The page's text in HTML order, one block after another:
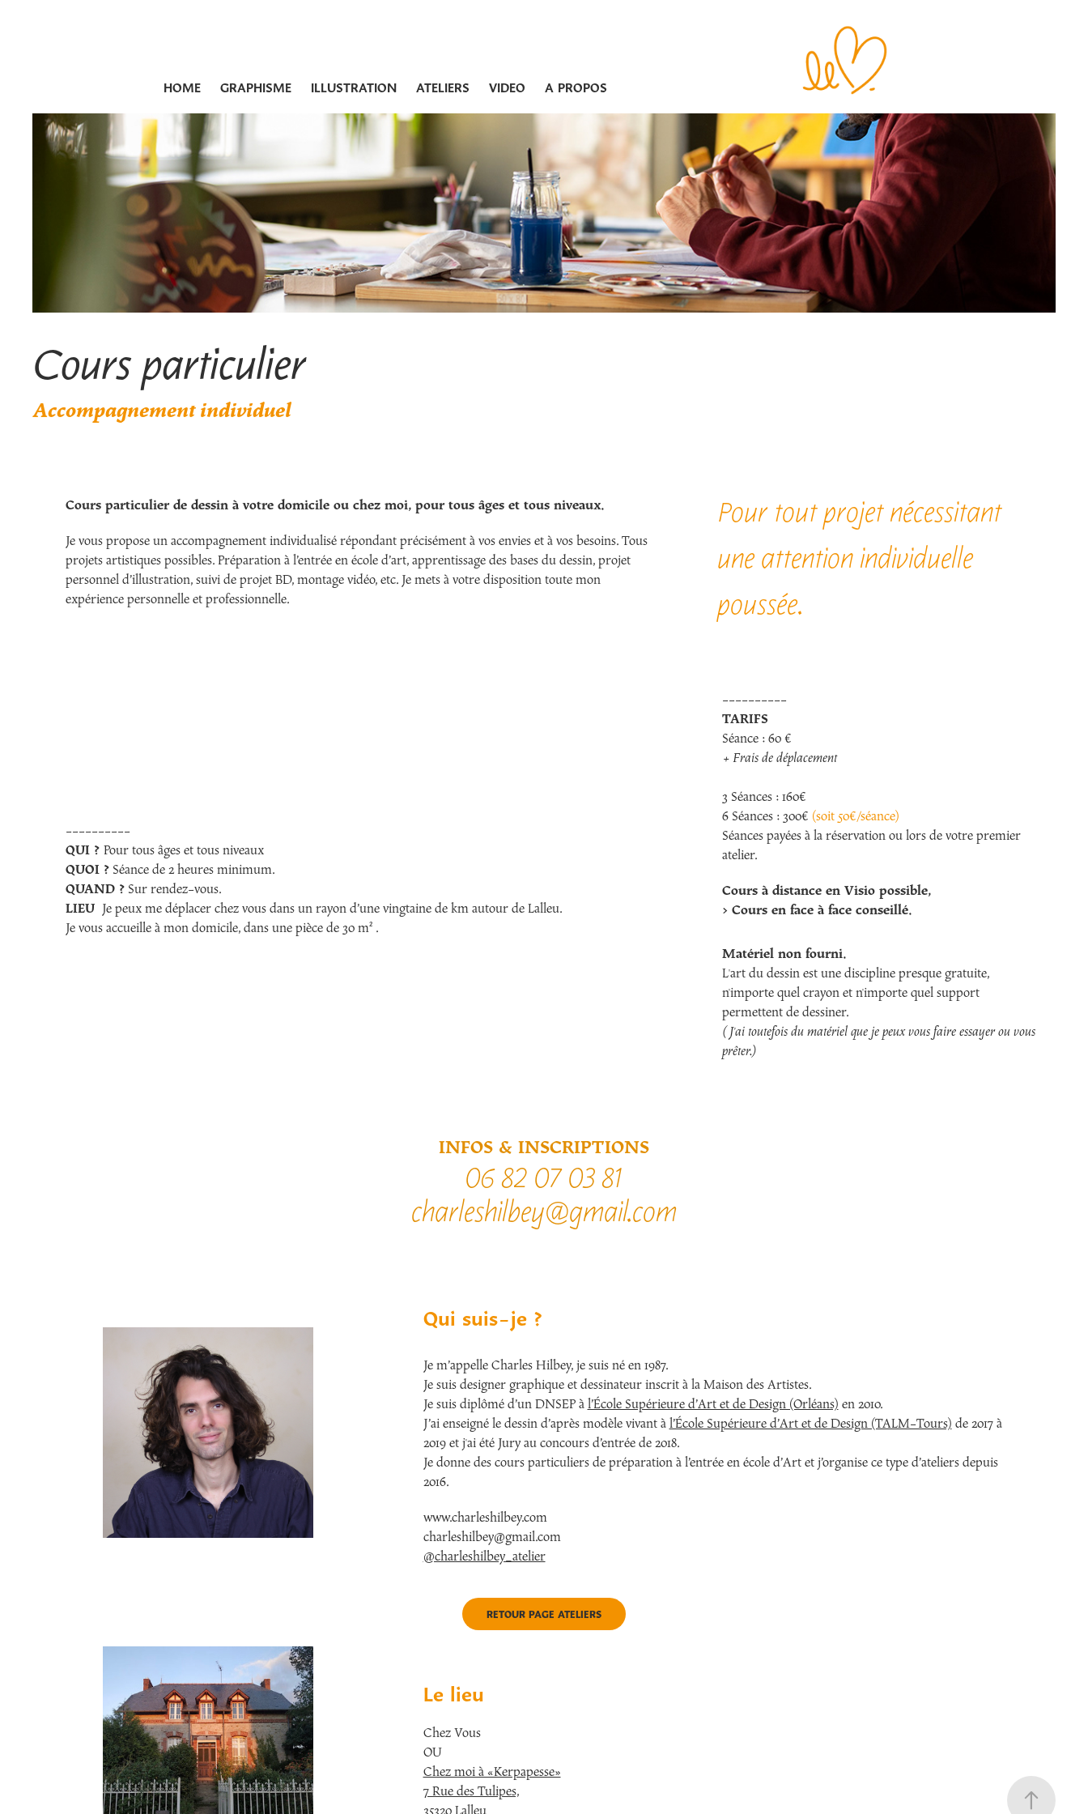
HOME GRAPHISME ILLUSTRATION ATELIERS VIDEO A PROPOS
Cours particulier
Accompagnement individuel
Cours particulier de dessin à votre domicile ou chez moi, pour tous âges et tous niveaux.
Je vous propose un accompagnement individualisé répondant précisément à vos envies et à vos besoins. Tous
projets artistiques possibles. Préparation à l’entrée en école d’art, apprentissage des bases du dessin, projet
personnel d’illustration, suivi de projet BD, montage vidéo, etc. Je mets à votre disposition toute mon
expérience personnelle et professionnelle.
Pour tout projet nécessitant
une attention individuelle
poussée.
----------
QUI ?Pour tous âges et tous niveaux
QUOI ? Séance de 2 heures minimum.
QUAND ? Sur rendez-vous.
LIEU Je peux me déplacer chez vous dans un rayon d’une vingtaine de km autour de Lalleu.
Je vous accueille à mon domicile, dans une pièce de 30 m² .
----------
TARIFS
Séance : 60 €
+ Frais de déplacement
3 Séances : 160€
6 Séances : 300€ (soit 50€/séance)
Séances payées à la réservation ou lors de votre premier
atelier.​​​​​​​
Cours à distance en Visio possible,
> Cours en face à face conseillé.
Matériel non fourni.​​​​​​​
L'art du dessin est une discipline presque gratuite,
n'importe quel crayon et n'importe quel support
permettent de dessiner.
( J'ai toutefois du matériel que je peux vous faire essayer ou vous
prêter.)
INFOS & INSCRIPTIONS
06 82 07 03 81
charleshilbey@gmail.com
Qui suis-je ?
Je m’appelle Charles Hilbey, je suis né en 1987.
Je suis designer graphique et dessinateur inscrit à la Maison des Artistes.
Je suis diplômé d’un DNSEP àl’École Supérieure d’Art et de Design (Orléans) en 2010.
J’ai enseigné le dessin d’après modèle vivant àl’École Supérieure d’Art et de Design (TALM-Tours) de 2017 à
2019 et j'ai été Jury au concours d’entrée de 2018.
Je donne des cours particuliers de préparation à l’entrée en école d’Art et j’organise ce type d’ateliers depuis
2016.
www.charleshilbey.com
charleshilbey@gmail.com​​​​​​​
@charleshilbey_atelier
RETOUR PAGE ATELIERS
Le lieu
Chez Vous
OU
Chez moi à «Kerpapesse»
7 Rue des Tulipes,
35320 Lalleu​​​​​​​